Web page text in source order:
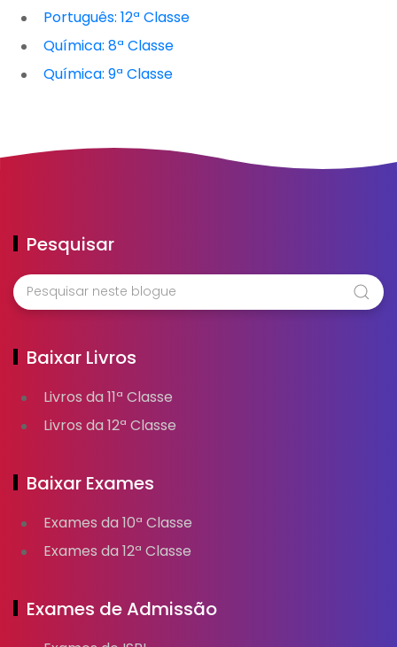
Português: 12ª Classe
Química: 8ª Classe
Química: 9ª Classe
Pesquisar
Baixar Livros
Livros da 11ª Classe
Livros da 12ª Classe
Baixar Exames
Exames da 10ª Classe
Exames da 12ª Classe
Exames de Admissão